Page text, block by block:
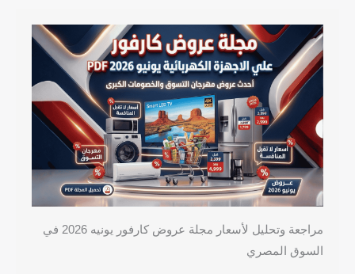
مراجعة وتحليل لأسعار مجلة عروض كارفور يونيه 2026 في
السوق المصري